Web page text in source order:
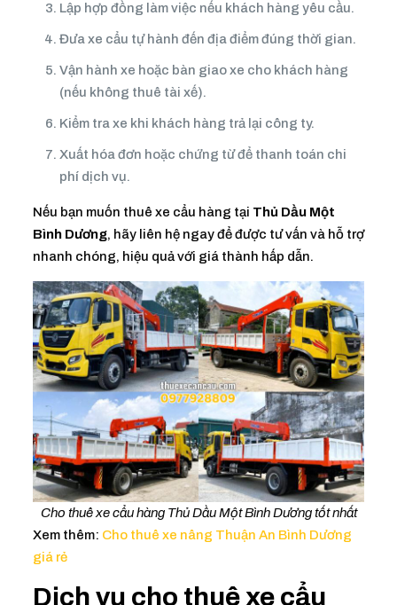
Lập hợp đồng làm việc nếu khách hàng yêu cầu.
Đưa xe cẩu tự hành đến địa điểm đúng thời gian.
Vận hành xe hoặc bàn giao xe cho khách hàng
(nếu không thuê tài xế).
Kiểm tra xe khi khách hàng trả lại công ty.
Xuất hóa đơn hoặc chứng từ để thanh toán chi
phí dịch vụ.
Nếu bạn muốn thuê xe cẩu hàng tại Thủ Dầu Một
Bình Dương, hãy liên hệ ngay để được tư vấn và hỗ trợ
nhanh chóng, hiệu quả với giá thành hấp dẫn.
Cho thuê xe cẩu hàng Thủ Dầu Một Bình Dương tốt nhất
Xem thêm: Cho thuê xe nâng Thuận An Bình Dương
giá rẻ
Dịch vụ cho thuê xe cẩu